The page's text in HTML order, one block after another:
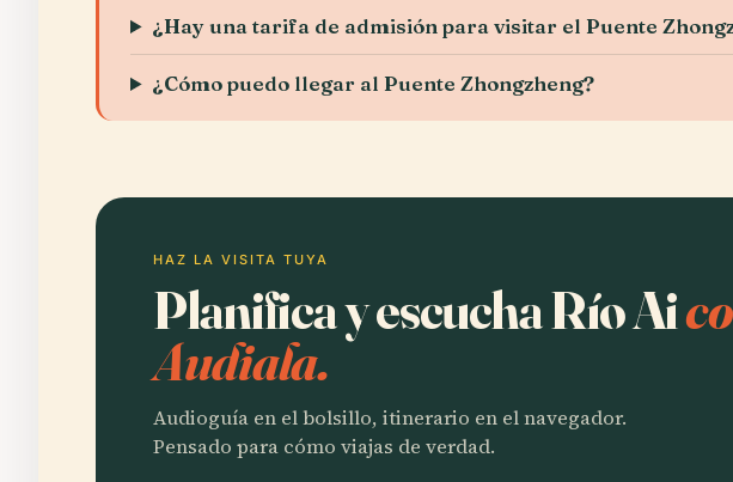
¿Hay una tarifa de admisión para visitar el Puente
¿Cómo puedo llegar al Puente Zhongzheng?
HAZ LA VISITA TUYA
Planifica y escucha Río Ai
Audiala.
Audioguía en el bolsillo, itinerario en el navegador.
Pensado para cómo viajas de verdad.